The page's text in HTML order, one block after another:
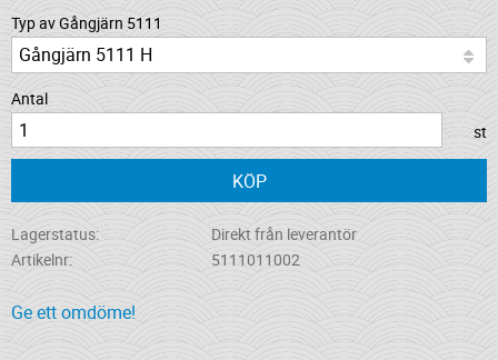
Typ av Gångjärn 5111
Antal
st
KÖP
Lagerstatus
Direkt från leverantör
Artikelnr
5111011002
Ge ett omdöme!